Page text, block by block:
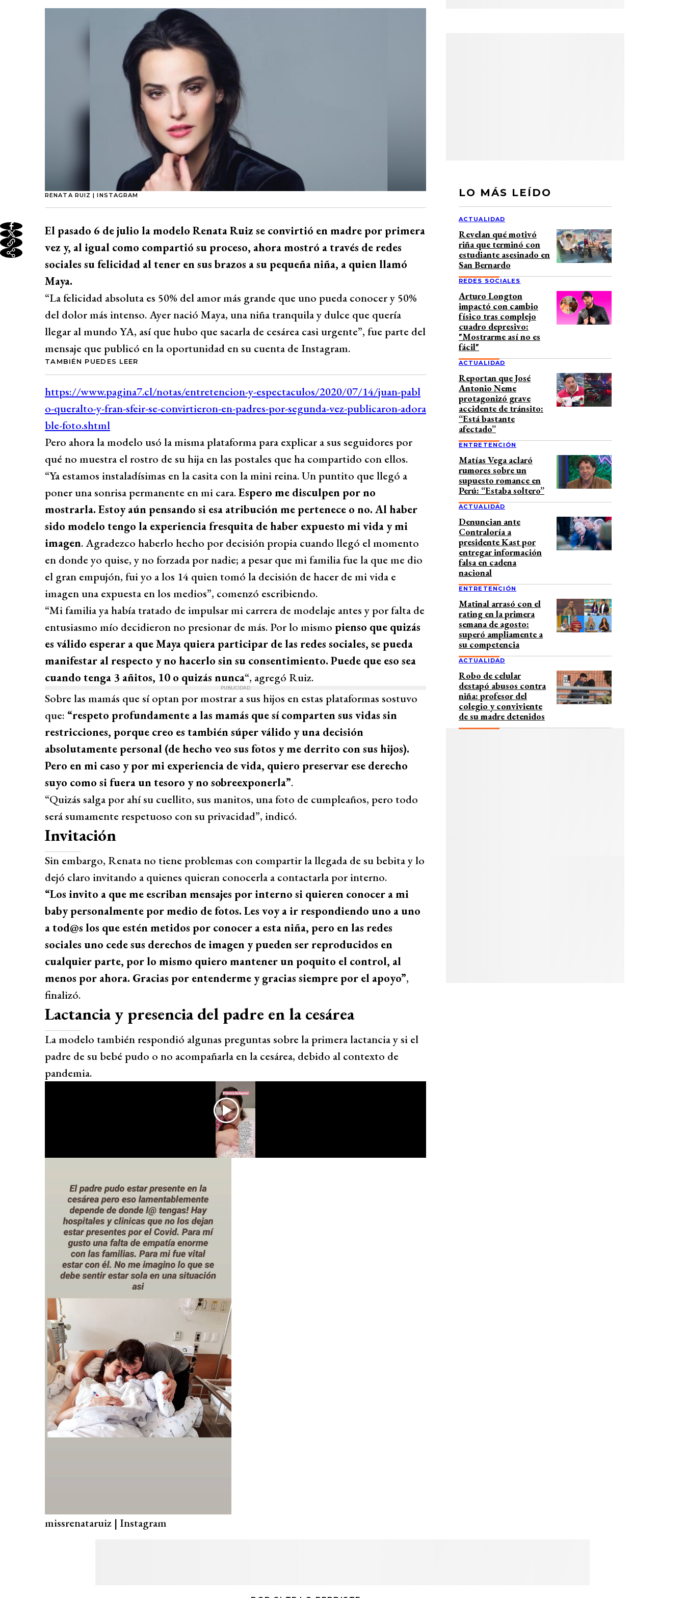
RENATA RUIZ | INSTAGRAM
El pasado 6 de julio la modelo Renata Ruiz se convirtió en madre por primera
vez y, al igual como compartió su proceso, ahora mostró a través de redes
sociales su felicidad al tener en sus brazos a su pequeña niña, a quien llamó
Maya.
“La felicidad absoluta es 50% del amor más grande que uno pueda conocer y 50%
del dolor más intenso. Ayer nació Maya, una niña tranquila y dulce que quería
llegar al mundo YA, así que hubo que sacarla de cesárea casi urgente”, fue parte del
mensaje que publicó en la oportunidad en su cuenta de Instagram.
TAMBIÉN PUEDES LEER
Pero ahora la modelo usó la misma plataforma para explicar a sus seguidores por
qué no muestra el rostro de su hija en las postales que ha compartido con ellos.
“Ya estamos instaladísimas en la casita con la mini reina. Un puntito que llegó a
poner una sonrisa permanente en mi cara.Espero me disculpen por no
mostrarla. Estoy aún pensando si esa atribución me pertenece o no. Al haber
sido modelo tengo la experiencia fresquita de haber expuesto mi vida y mi
imagen. Agradezco haberlo hecho por decisión propia cuando llegó el momento
en donde yo quise, y no forzada por nadie; a pesar que mi familia fue la que me dio
el gran empujón, fui yo a los 14 quien tomó la decisión de hacer de mi vida e
imagen una expuesta en los medios”, comenzó escribiendo.
“Mi familia ya había tratado de impulsar mi carrera de modelaje antes y por falta de
entusiasmo mío decidieron no presionar de más. Por lo mismo pienso que quizás
es válido esperar a que Maya quiera participar de las redes sociales, se pueda
manifestar al respecto y no hacerlo sin su consentimiento. Puede que eso sea
cuando tenga 3 añitos, 10 o quizás nunca“, agregó Ruiz.
PUBLICIDAD
Sobre las mamás que sí optan por mostrar a sus hijos en estas plataformas sostuvo
que: “respeto profundamente a las mamás que sí comparten sus vidas sin
restricciones, porque creo es también súper válido y una decisión
absolutamente personal (de hecho veo sus fotos y me derrito con sus hijos).
Pero en mi caso y por mi experiencia de vida, quiero preservar ese derecho
suyo como si fuera un tesoro y no sobreexponerla”.
“Quizás salga por ahí su cuellito, sus manitos, una foto de cumpleaños, pero todo
será sumamente respetuoso con su privacidad”, indicó.
Invitación
Sin embargo, Renata no tiene problemas con compartir la llegada de su bebita y lo
dejó claro invitando a quienes quieran conocerla a contactarla por interno.
“Los invito a que me escriban mensajes por interno si quieren conocer a mi
baby personalmente por medio de fotos. Les voy a ir respondiendo uno a uno
a tod@s los que estén metidos por conocer a esta niña, pero en las redes
sociales uno cede sus derechos de imagen y pueden ser reproducidos en
cualquier parte, por lo mismo quiero mantener un poquito el control, al
menos por ahora. Gracias por entenderme y gracias siempre por el apoyo”,
finalizó.
Lactancia y presencia del padre en la cesárea
La modelo también respondió algunas preguntas sobre la primera lactancia y si el
padre de su bebé pudo o no acompañarla en la cesárea, debido al contexto de
pandemia.
missrenataruiz | Instagram
LO MÁS LEÍDO
ACTUALIDAD
Revelan qué motivó
riña que terminó con
estudiante asesinado en
San Bernardo
REDES SOCIALES
Arturo Longton
impactó con cambio
físico tras complejo
cuadro depresivo:
"Mostrarme así no es
fácil"
ACTUALIDAD
Reportan que José
Antonio Neme
protagonizó grave
accidente de tránsito:
“Está bastante
afectado”
ENTRETENCIÓN
Matías Vega aclaró
rumores sobre un
supuesto romance en
Perú: “Estaba soltero”
ACTUALIDAD
Denuncian ante
Contraloría a
presidente Kast por
entregar información
falsa en cadena
nacional
ENTRETENCIÓN
Matinal arrasó con el
rating en la primera
semana de agosto:
superó ampliamente a
su competencia
ACTUALIDAD
Robo de celular
destapó abusos contra
niña: profesor del
colegio y conviviente
de su madre detenidos